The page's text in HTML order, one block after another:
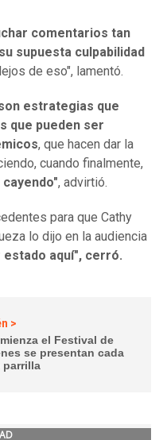
comentarios tan
supuesta culpabilidad
de eso", lamentó.
estrategias que
que pueden ser
, que hacen dar la
cuando finalmente,
, advirtió.
para que Cathy
lo dijo en la audiencia
estado aquí", cerró.
>
el Festival de
se presentan cada
parrilla